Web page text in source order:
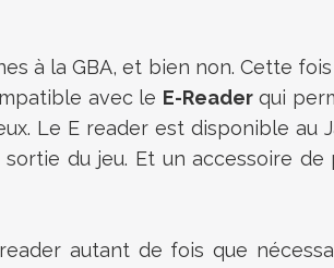
à la GBA, et bien non. Cette
avec le E-Readerqui
Le E reader est disponible au
du jeu. Et un accessoire de
autant de fois que